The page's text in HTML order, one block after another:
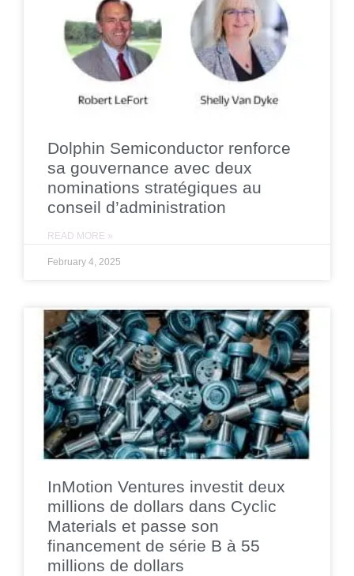
Dolphin Semiconductor renforce
sa gouvernance avec deux
nominations stratégiques au
conseil d’administration
READ MORE »
February 4, 2025
InMotion Ventures investit deux
millions de dollars dans Cyclic
Materials et passe son
financement de série B à 55
millions de dollars